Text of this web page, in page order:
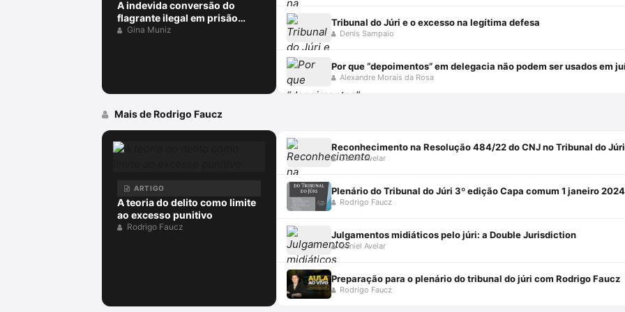
A indevida conversão do
flagrante ilegal em prisão
preventiva
Gina Muniz
Tribunal do Júri e o excesso na legítima defesa
Denis Sampaio
Por que “depoimentos” em delegacia não podem ser usados em
Alexandre Morais da Rosa
Mais de Rodrigo Faucz
ARTIGO
A teoria do delito como limite
ao excesso punitivo
Rodrigo Faucz
Reconhecimento na Resolução 484/22 do CNJ no Tribunal do Júri
Daniel Avelar
Plenário do Tribunal do Júri 3º edição Capa comum 1 janeiro 2024
Rodrigo Faucz
Julgamentos midiáticos pelo júri: a Double Jurisdiction
Daniel Avelar
Preparação para o plenário do tribunal do júri com Rodrigo Faucz
Rodrigo Faucz